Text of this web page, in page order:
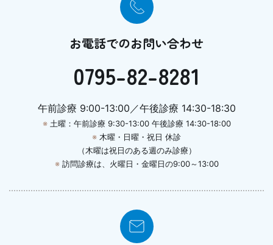
お電話でのお問い合わせ
0795-82-8281
午前診療 9:00-13:00／午後診療 14:30-18:30
※土曜：午前診療 9:30-13:00 午後診療 14:30-18:00
※ 木曜・日曜・祝日 休診
（木曜は祝日のある週のみ診療）
※訪問診療は、火曜日・金曜日の9:00～13:00